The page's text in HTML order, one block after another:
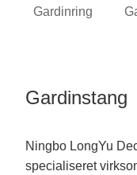
Gardinring
Gardinstang
Ningbo LongYu
specialiseret